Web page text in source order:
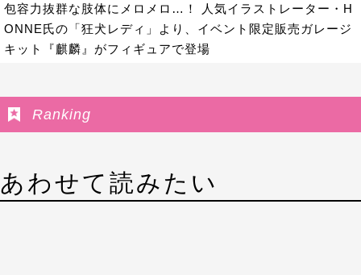
包容力抜群な肢体にメロメロ…！ 人気イラストレーター・H
ONNE氏の「狂犬レディ」より、イベント限定販売ガレージ
キット『麒麟』がフィギュアで登場
Ranking
あわせて読みたい